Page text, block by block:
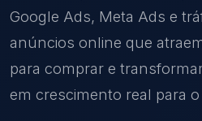
Google Ads, Meta Ads e
anúncios online que
para comprar e
em crescimento real para